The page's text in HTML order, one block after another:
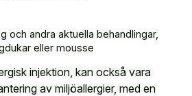
och andra aktuella behandlingar,
eller mousse
injektion, kan också vara
av miljöallergier, med en